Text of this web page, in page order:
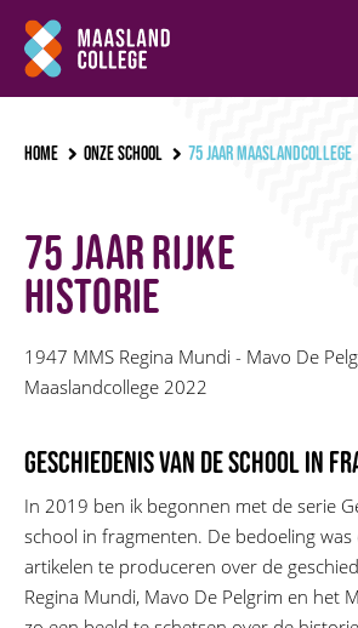
Home Onze school 75 jaar Maaslandcollege
75 jaar rijke
historie
1947 MMS Regina Mundi - Mavo De
Maaslandcollege 2022
GESCHIEDENIS VAN DE SCHOOL IN
In 2019 ben ik begonnen met de serie
school in fragmenten. De bedoeling
artikelen te produceren over de
Regina Mundi, Mavo De Pelgrim en het